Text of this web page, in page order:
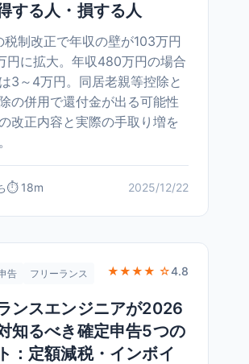
する人・損する人
制改正で年収の壁が103万円
円に拡大。年収480万円の場合
3～4万円。同居老親等控除と
の併用で還付金が出る可能性
改正内容と実際の手取り増を
⏱️ 18m 2025/12/22
告 フリーランス ★★★★ ☆4.8
ンスエンジニアが2026
知るべき確定申告5つの
：定額減税・インボイ